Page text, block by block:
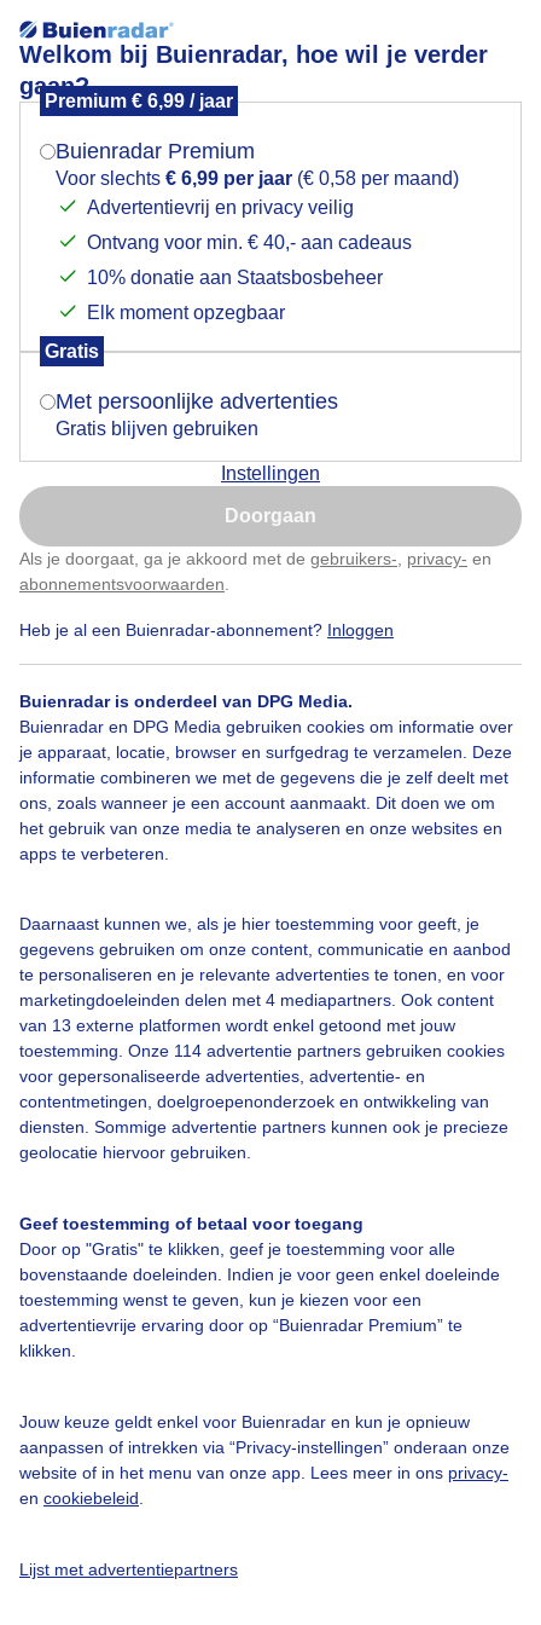
Welkom bij Buienradar, hoe wil je verder
gaan?
Premium € 6,99 / jaar
Buienradar Premium
Voor slechts € 6,99 per jaar (€ 0,58 per maand)
Advertentievrij en privacy veilig
Ontvang voor min. € 40,- aan cadeaus
10% donatie aan Staatsbosbeheer
Elk moment opzegbaar
Gratis
Met persoonlijke advertenties
Gratis blijven gebruiken
Instellingen
Doorgaan
Als je doorgaat, ga je akkoord met de gebruikers- privacy- en
abonnementsvoorwaarden
Heb je al een Buienradar-abonnement? Inloggen
Buienradar is onderdeel van DPG Media.
Buienradar en DPG Media gebruiken cookies om informatie over
je apparaat, locatie, browser en surfgedrag te verzamelen. Deze
informatie combineren we met de gegevens die je zelf deelt met
ons, zoals wanneer je een account aanmaakt. Dit doen we om
het gebruik van onze media te analyseren en onze websites en
apps te verbeteren.
Daarnaast kunnen we, als je hier toestemming voor geeft, je
gegevens gebruiken om onze content, communicatie en aanbod
te personaliseren en je relevante advertenties te tonen, en voor
marketingdoeleinden delen met 4 mediapartners. Ook content
van 13 externe platformen wordt enkel getoond met jouw
toestemming. Onze 114 advertentie partners gebruiken cookies
voor gepersonaliseerde advertenties, advertentie- en
contentmetingen, doelgroepenonderzoek en ontwikkeling van
diensten. Sommige advertentie partners kunnen ook je precieze
geolocatie hiervoor gebruiken.
Geef toestemming of betaal voor toegang
Door op "Gratis" te klikken, geef je toestemming voor alle
bovenstaande doeleinden. Indien je voor geen enkel doeleinde
toestemming wenst te geven, kun je kiezen voor een
advertentievrije ervaring door op “Buienradar Premium” te
klikken.
Jouw keuze geldt enkel voor Buienradar en kun je opnieuw
aanpassen of intrekken via “Privacy-instellingen” onderaan onze
website of in het menu van onze app. Lees meer in ons privacy-
en cookiebeleid
Lijst met advertentiepartners
Herfstkleuren!
Door: Nely V Frankenhuijzen Gemaakt: 08-10-2025, 1735x bekeken
Herfst Wolken Zonsondergang
Bekijk slideshow
Over Buienradar
Bedrijfsgegevens
Contact
Toegankelijkheid
Gebruikersvoorwaarden
Adverteren
Privacy beleid
Cookie beleid
Mogen we je locatie gebruiken voor het
Indien je hier nog geen akkoord op hebt gegeven,
verschijnt er zo een pop-up uit je browser waarin
Is goed, toon de popup
Nu niet, misschien later
Klik hierom dit aan te passen